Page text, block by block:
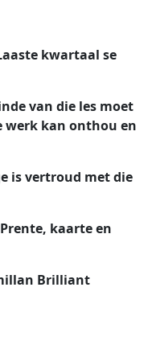
kwartaal se
van die les moet
werk kan onthou en
is vertroud met die
kaarte en
Brilliant